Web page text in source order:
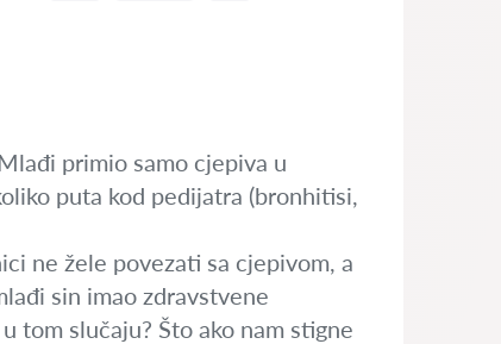
primio samo cjepiva u
puta kod pedijatra (bronhitisi,
ne žele povezati sa cjepivom, a
sin imao zdravstvene
tom slučaju? Što ako nam stigne